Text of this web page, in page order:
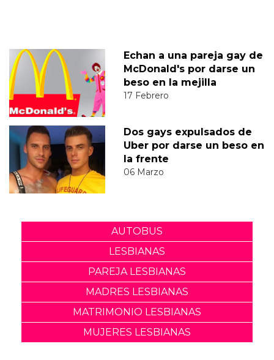
Echan a una pareja gay de
McDonald's por darse un
beso en la mejilla
17 Febrero
Dos gays expulsados de
Uber por darse un beso en
la frente
06 Marzo
AUTOBUS
LESBIANAS
PAREJA LESBIANAS
MADRES LESBIANAS
MATRIMONIO LESBIANAS
MUJERES LESBIANAS